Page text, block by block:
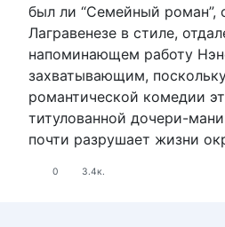
был ли “Семейный роман”,
Лагравенезе в стиле,
напоминающем работу
захватывающим,
романтической комедии
титулованной дочери-
почти разрушает жизни
0 3.4к.